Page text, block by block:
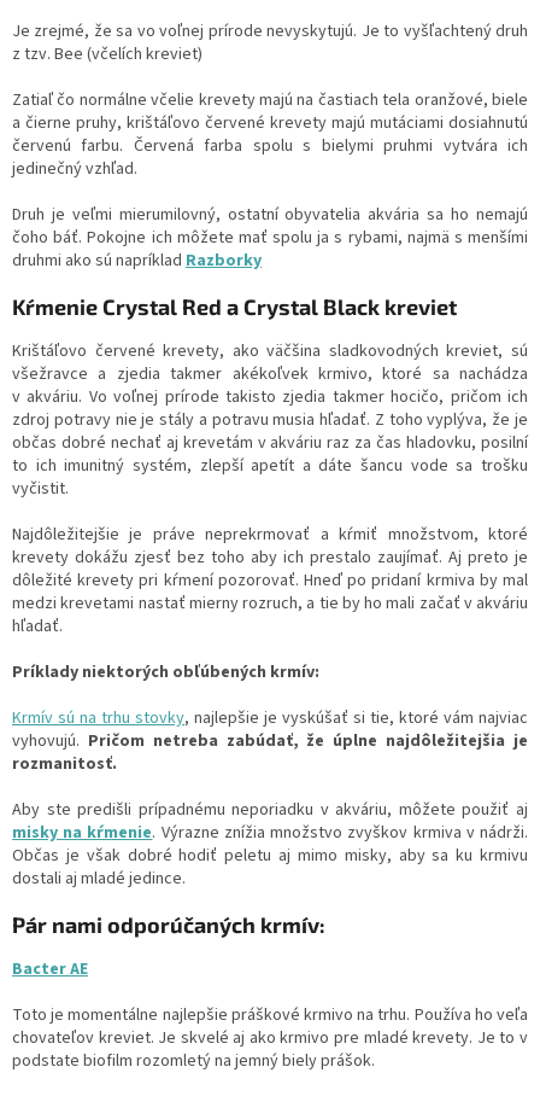
Je zrejmé, že sa vo voľnej prírode nevyskytujú. Je to vyšľachtený druh
z tzv. Bee (včelích kreviet)
Zatiaľ čo normálne včelie krevety majú na častiach tela oranžové, biele
a čierne pruhy, krištáľovo červené krevety majú mutáciami dosiahnutú
červenú farbu. Červená farba spolu s bielymi pruhmi vytvára ich
jedinečný vzhľad.
Druh je veľmi mierumilovný, ostatní obyvatelia akvária sa ho nemajú
čoho báť. Pokojne ich môžete mať spolu ja s rybami, najmä s menšími
druhmi ako sú napríklad Razborky
Kŕmenie Crystal Red a Crystal Black kreviet
Krištáľovo červené krevety, ako väčšina sladkovodných kreviet, sú
všežravce a zjedia takmer akékoľvek krmivo, ktoré sa nachádza
v akváriu. Vo voľnej prírode takisto zjedia takmer hocičo, pričom ich
zdroj potravy nie je stály a potravu musia hľadať. Z toho vyplýva, že je
občas dobré nechať aj krevetám v akváriu raz za čas hladovku, posilní
to ich imunitný systém, zlepší apetít a dáte šancu vode sa trošku
vyčistit.
Najdôležitejšie je práve neprekrmovať a kŕmiť množstvom, ktoré
krevety dokážu zjesť bez toho aby ich prestalo zaujímať. Aj preto je
dôležité krevety pri kŕmení pozorovať. Hneď po pridaní krmiva by mal
medzi krevetami nastať mierny rozruch, a tie by ho mali začať v akváriu
hľadať.
Príklady niektorých obľúbených krmív:
Krmív sú na trhu stovky, najlepšie je vyskúšať si tie, ktoré vám najviac
vyhovujú. Pričom netreba zabúdať, že úplne najdôležitejšia je
rozmanitosť.
Aby ste predišli prípadnému neporiadku v akváriu, môžete použiť aj
misky na kŕmenie. Výrazne znížia množstvo zvyškov krmiva v nádrži.
Občas je však dobré hodiť peletu aj mimo misky, aby sa ku krmivu
dostali aj mladé jedince.
Pár nami odporúčaných krmív:
Bacter AE
Toto je momentálne najlepšie práškové krmivo na trhu. Používa ho veľa
chovateľov kreviet. Je skvelé aj ako krmivo pre mladé krevety. Je to v
podstate biofilm rozomletý na jemný biely prášok.